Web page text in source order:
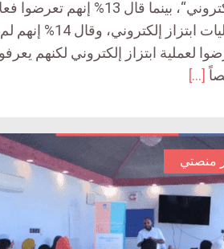
الإلكتروني“، بينما قال 13% إنهم تعرضوا
لعمليات ابتزاز إلكتروني، وقال 14% إنهم لم
لعملية ابتزاز إلكتروني لكنهم
[…]
منصتي